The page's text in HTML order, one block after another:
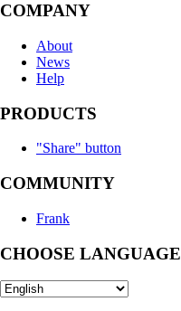
COMPANY
About
News
Help
PRODUCTS
"Share" button
COMMUNITY
Frank
CHOOSE LANGUAGE